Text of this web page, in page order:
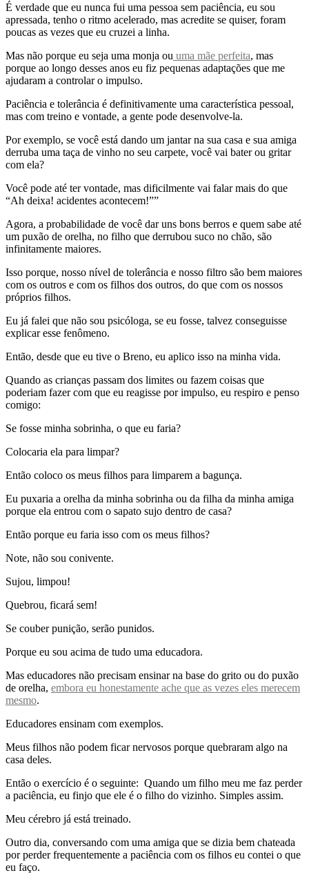
É verdade que eu nunca fui uma pessoa sem paciência, eu sou
apressada, tenho o ritmo acelerado, mas acredite se quiser, foram
poucas as vezes que eu cruzei a linha.
Mas não porque eu seja uma monja ou uma mãe perfeita, mas
porque ao longo desses anos eu fiz pequenas adaptações que me
ajudaram a controlar o impulso.
Paciência e tolerância é definitivamente uma característica pessoal,
mas com treino e vontade, a gente pode desenvolve-la.
Por exemplo, se você está dando um jantar na sua casa e sua amiga
derruba uma taça de vinho no seu carpete, você vai bater ou gritar
com ela?
Você pode até ter vontade, mas dificilmente vai falar mais do que
“Ah deixa! acidentes acontecem!””
Agora, a probabilidade de você dar uns bons berros e quem sabe até
um puxão de orelha, no filho que derrubou suco no chão, são
infinitamente maiores.
Isso porque, nosso nível de tolerância e nosso filtro são bem maiores
com os outros e com os filhos dos outros, do que com os nossos
próprios filhos.
Eu já falei que não sou psicóloga, se eu fosse, talvez conseguisse
explicar esse fenômeno.
Então, desde que eu tive o Breno, eu aplico isso na minha vida.
Quando as crianças passam dos limites ou fazem coisas que
poderiam fazer com que eu reagisse por impulso, eu respiro e penso
comigo:
Se fosse minha sobrinha, o que eu faria?
Colocaria ela para limpar?
Então coloco os meus filhos para limparem a bagunça.
Eu puxaria a orelha da minha sobrinha ou da filha da minha amiga
porque ela entrou com o sapato sujo dentro de casa?
Então porque eu faria isso com os meus filhos?
Note, não sou conivente.
Sujou, limpou!
Quebrou, ficará sem!
Se couber punição, serão punidos.
Porque eu sou acima de tudo uma educadora.
Mas educadores não precisam ensinar na base do grito ou do puxão
de orelha, embora eu honestamente ache que as vezes eles merecem
mesmo.
Educadores ensinam com exemplos.
Meus filhos não podem ficar nervosos porque quebraram algo na
casa deles.
Então o exercício é o seguinte: Quando um filho meu me faz perder
a paciência, eu finjo que ele é o filho do vizinho. Simples assim.
Meu cérebro já está treinado.
Outro dia, conversando com uma amiga que se dizia bem chateada
por perder frequentemente a paciência com os filhos eu contei o que
eu faço.